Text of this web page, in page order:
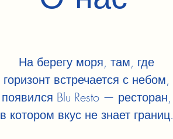
На берегу моря, там, где
горизонт встречается с небом,
появился Blu Resto — ресторан,
в котором вкус не знает границ.